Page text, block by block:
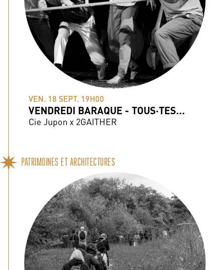
VEN. 18 SEPT. 19H00
VENDREDI BARAQUE - TOUS·TES...
Cie Jupon x 2GAITHER
PATRIMOINES ET ARCHITECTURES